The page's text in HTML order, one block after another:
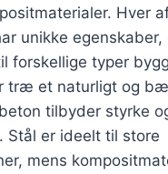
Hver
unikke
forskellige typer
træ et naturligt og
tilbyder styrke
Stål er ideelt til store
mens